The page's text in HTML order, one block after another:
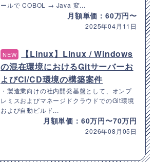
ールで COBOL → Java 変...
月額単価：60万円〜
2025年04月11日
NEW
【Linux】Linux / Windows
の混在環境におけるGitサーバーお
よびCI/CD環境の構築案件
・製造業向けの社内開発基盤として、オンプ
レミスおよびマネージドクラウドでのGit環境
および自動ビルド...
月額単価：60万円〜70万円
2026年08月05日